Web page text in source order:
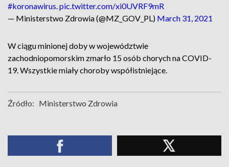
#koronawirus.pic.twitter.com/xi0UVRF9mR
— Ministerstwo Zdrowia (@MZ_GOV_PL) March 31, 2021
W ciągu minionej doby w województwie
zachodniopomorskim zmarło 15 osób chorych na COVID-
19. Wszystkie miały choroby współistniejące.
Źródło: Ministerstwo Zdrowia